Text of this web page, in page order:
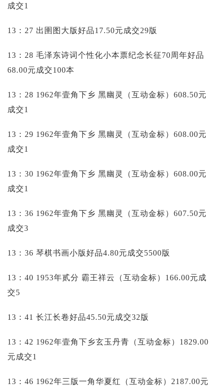
成交1
13：27 出圉图大版好品17.50元成交29版
13：28 毛泽东诗词个性化小本票纪念长征70周年好品
68.00元成交100本
13：28 1962年壹角下乡 黑幽灵（互动金标）608.50元
成交1
13：29 1962年壹角下乡 黑幽灵（互动金标）608.00元
成交1
13：30 1962年壹角下乡 黑幽灵（互动金标）608.00元
成交1
13：36 1962年壹角下乡 黑幽灵（互动金标）607.50元
成交3
13：36 琴棋书画小版好品4.80元成交5500版
13：40 1953年贰分 霸王祥云（互动金标）166.00元成
交5
13：41 长江长卷好品45.50元成交32版
13：42 1962年壹角下乡玄玉丹青（互动金标）1829.00
元成交1
13：46 1962年三版一角华夏红（互动金标）2187.00元